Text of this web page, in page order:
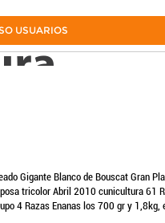
en español
USUARIOS
Gigante Blanco de Bouscat Gran
tricolor Abril 2010 cunicultura 61
4 Razas Enanas los 700 gr y